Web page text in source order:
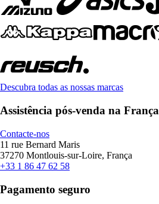
Descubra todas as nossas marcas
Assistência pós-venda na França
Contacte-nos
11 rue Bernard Maris
37270 Montlouis-sur-Loire, França
+33 1 86 47 62 58
Pagamento seguro